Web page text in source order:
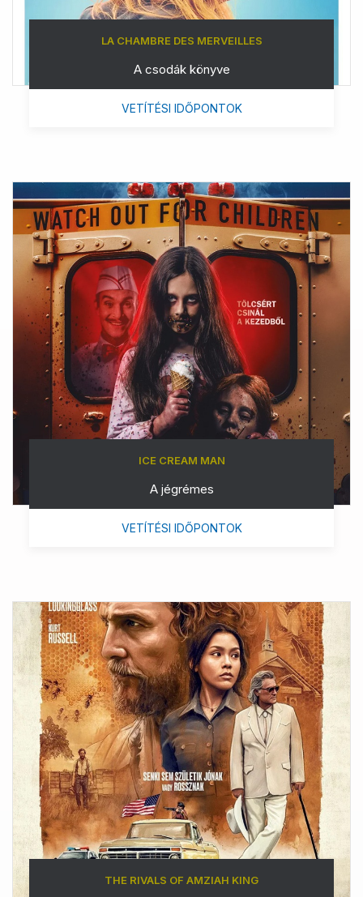
LA CHAMBRE DES MERVEILLES
A csodák könyve
VETÍTÉSI IDŐPONTOK
ICE CREAM MAN
A jégrémes
VETÍTÉSI IDŐPONTOK
THE RIVALS OF AMZIAH KING